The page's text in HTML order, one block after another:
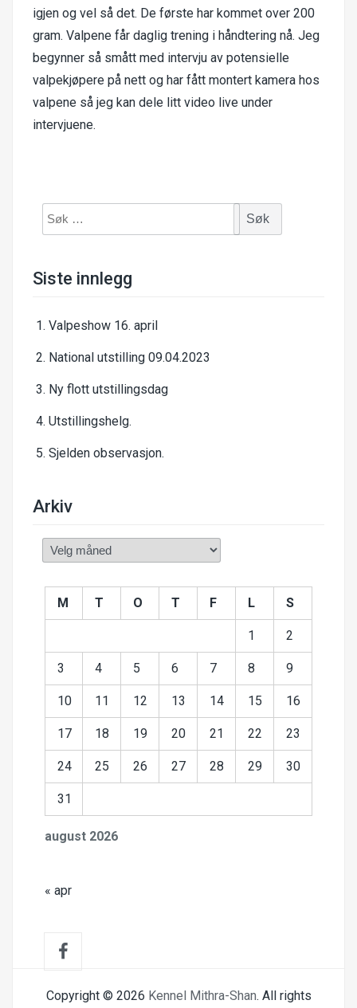
igjen og vel så det. De første har kommet over 200
gram. Valpene får daglig trening i håndtering nå. Jeg
begynner så smått med intervju av potensielle
valpekjøpere på nett og har fått montert kamera hos
valpene så jeg kan dele litt video live under
intervjuene.
Søk
etter:
Siste innlegg
Valpeshow 16. april
National utstilling 09.04.2023
Ny flott utstillingsdag
Utstillingshelg.
Sjelden observasjon.
Arkiv
Arkiv
august 2026
M T O T F L S
1 2
3 4 5 6 7 8 9
10 11 12 13 14 15 16
17 18 19 20 21 22 23
24 25 26 27 28 29 30
31
« apr
Copyright © 2026 Kennel Mithra-Shan. All rights